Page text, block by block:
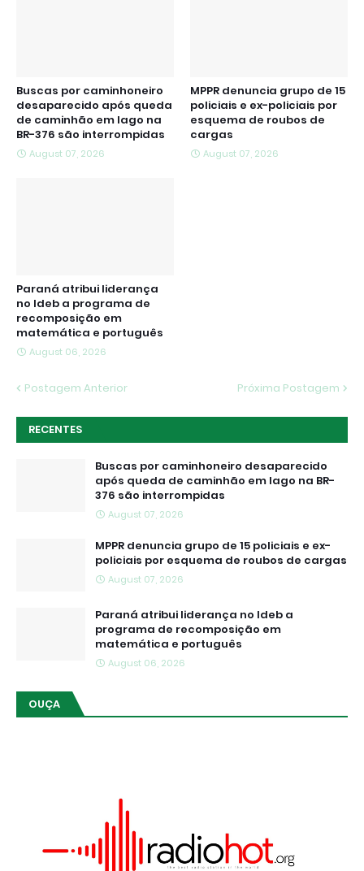
Buscas por caminhoneiro
desaparecido após queda
de caminhão em lago na
BR-376 são interrompidas
August 07, 2026
MPPR denuncia grupo de 15
policiais e ex-policiais por
esquema de roubos de
cargas
August 07, 2026
Paraná atribui liderança
no Ideb a programa de
recomposição em
matemática e português
August 06, 2026
Postagem Anterior Próxima Postagem
RECENTES
Buscas por caminhoneiro desaparecido
após queda de caminhão em lago na BR-
376 são interrompidas
August 07, 2026
MPPR denuncia grupo de 15 policiais e ex-
policiais por esquema de roubos de cargas
August 07, 2026
Paraná atribui liderança no Ideb a
programa de recomposição em
matemática e português
August 06, 2026
OUÇA